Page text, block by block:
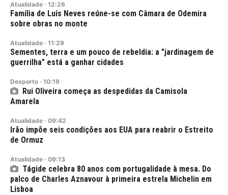
Atualidade · 12:26
Família de Luís Neves reúne-se com Câmara de Odemira
sobre obras no monte
Atualidade · 11:29
Sementes, terra e um pouco de rebeldia: a "jardinagem de
guerrilha" está a ganhar cidades
Desporto · 10:19
Rui Oliveira começa as despedidas da Camisola
Amarela
Atualidade · 09:42
Irão impõe seis condições aos EUA para reabrir o Estreito
de Ormuz
Atualidade · 09:13
Tágide celebra 80 anos com portugalidade à mesa. Do
palco de Charles Aznavour à primeira estrela Michelin em
Lisboa